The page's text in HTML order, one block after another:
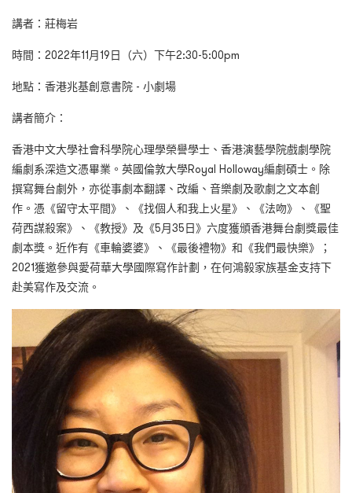
講者：莊梅岩
時間：2022年11月19日（六）下午2:30-5:00pm
地點：香港兆基創意書院 - 小劇場
講者簡介：
香港中文大學社會科學院心理學榮譽學士、香港演藝學院戲劇學院
編劇系深造文憑畢業。英國倫敦大學Royal Holloway編劇碩士。除
撰寫舞台劇外，亦從事劇本翻譯、改編、音樂劇及歌劇之文本創
作。憑《留守太平間》、《找個人和我上火星》、《法吻》、《聖
荷西謀殺案》、《教授》及《5月35日》六度獲頒香港舞台劇獎最佳
劇本獎。近作有《車輪婆婆》、《最後禮物》和《我們最快樂》；
2021獲邀參與愛荷華大學國際寫作計劃，在何鴻毅家族基金支持下
赴美寫作及交流。